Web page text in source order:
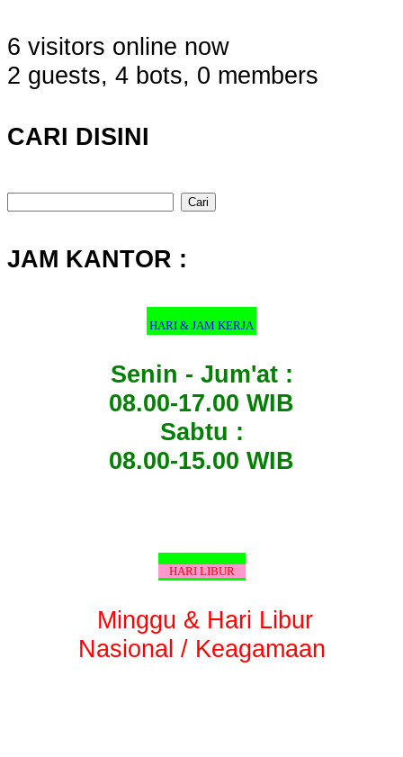
6 visitors online now
2 guests, 4 bots, 0 members
CARI DISINI
Cari
JAM KANTOR :
HARI & JAM KERJA
Senin - Jum'at :
08.00-17.00 WIB
Sabtu :
08.00-15.00 WIB
HARI LIBUR
Minggu & Hari Libur
Nasional / Keagamaan